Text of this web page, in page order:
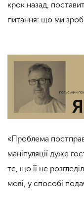
крок назад,
питання: що ми
«Проблема
маніпуляції дуже
те, що її не
мові, у способі